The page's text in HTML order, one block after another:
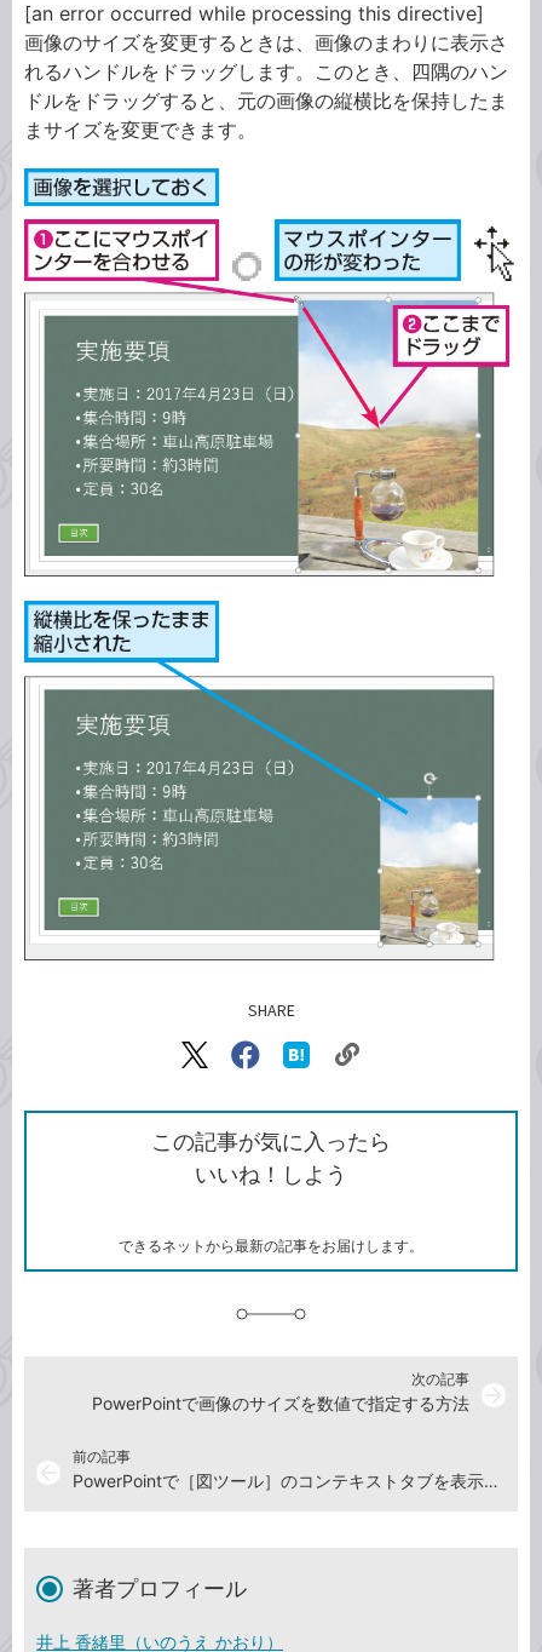
[an error occurred while processing this directive]
画像のサイズを変更するときは、画像のまわりに表示さ
れるハンドルをドラッグします。このとき、四隅のハン
ドルをドラッグすると、元の画像の縦横比を保持したま
まサイズを変更できます。
SHARE
X（旧
で
シ
ェ
ア
Facebook
シ
ェ
ア
な
ブ
ッ
ク
ク
ク
を
コ
この記事が気に入ったら
いいね！しよう
できるネットから最新の記事をお届けします。
前の記事
PowerPointで［図ツール］のコンテキストタブを表示する方法
次の記事
PowerPointで画像のサイズを数値で指定する方法
著者プロフィール
井上 香緒里（いのうえ かおり）